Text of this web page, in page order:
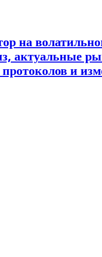
на
актуальные
и